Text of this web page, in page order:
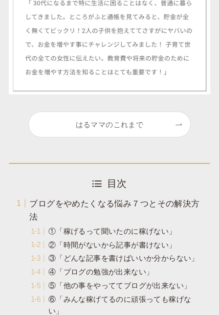
はるママのこれまで
目次
ブログをやめたくなる悩み７つとその解決方
法
①「稼げるって聞いたのに稼げない」
②「時間がないから記事が書けない」
③「どんな記事を書けばいいか分からない」
④「ブログの勉強が出来ない」
⑤「他の事をやっててブログが出来ない」
⑥「みんな稼げてるのに頑張っても稼げな
い」